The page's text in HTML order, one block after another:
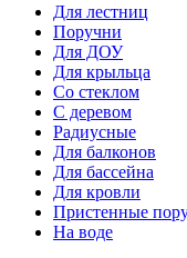
Для лестниц
Поручни
Для ДОУ
Для крыльца
Со стеклом
С деревом
Радиусные
Для балконов
Для бассейна
Для кровли
Пристенные
На воде